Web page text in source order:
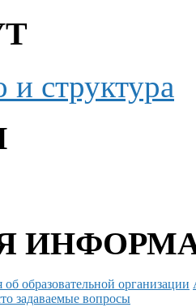
и структура
об образовательной организации
задаваемые вопросы